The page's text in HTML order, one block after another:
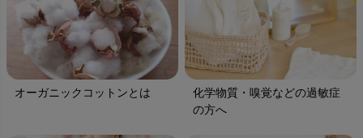
オーガニックコットンとは
化学物質・嗅覚などの過敏症
の方へ